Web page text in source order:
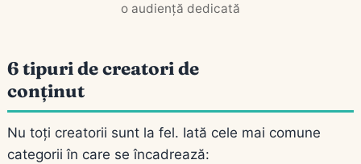
o audiență dedicată
6 tipuri de creatori de
conținut
Nu toți creatorii sunt la fel. Iată cele mai comune
categorii în care se încadrează: